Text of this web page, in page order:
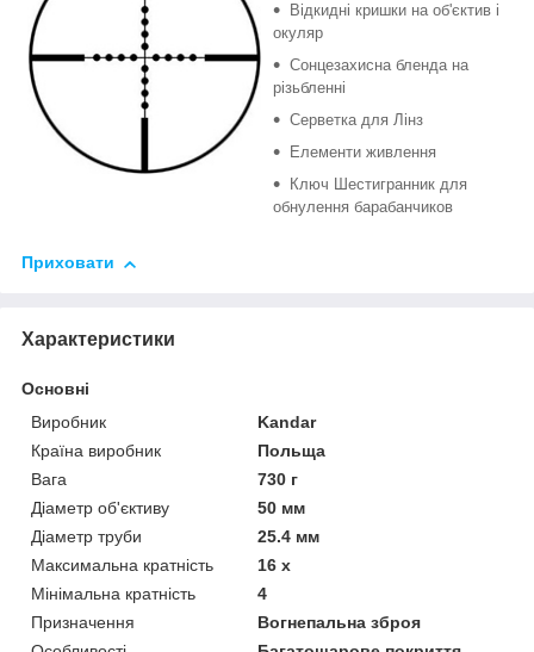
Відкидні кришки на об'єктив і
окуляр
Сонцезахисна бленда на
різьбленні
Серветка для Лінз
Елементи живлення
Ключ Шестигранник для
обнулення барабанчиков
Приховати
Характеристики
Основні
Виробник
Kandar
Країна виробник
Польща
Вага
730 г
Діаметр об'єктиву
50 мм
Діаметр труби
25.4 мм
Максимальна кратність
16 х
Мінімальна кратність
4
Призначення
Вогнепальна зброя